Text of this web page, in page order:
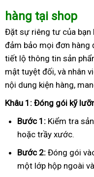
hàng tại shop
Đặt sự riêng tư của bạn
đảm bảo mọi đơn hàng
tiết lộ thông tin sản
mật tuyệt đối, và nhân
nội dung kiện hàng,
Khâu 1: Đóng gói kỹ
Bước 1: Kiểm tra
hoặc trầy xước.
Bước 2: Đóng gói
một lớp hộp ngoài